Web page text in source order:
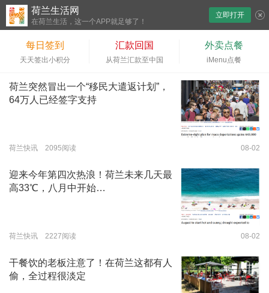
荷兰生活网
在荷兰生活，这一个APP就足够了！
立即打开
每日签到
天天签出小积分
汇款回国
从荷兰汇款至中国
外卖点餐
iMenu点餐
荷兰突然冒出一个“移民大遣返计划”，
64万人已经签字支持
荷兰快讯 2095阅读 08-02
迎来今年第四次热浪！荷兰未来几天最
高33℃，八月中开始…
荷兰快讯 2227阅读 08-02
干餐饮的老板注意了！在荷兰这都有人
偷，全过程很淡定